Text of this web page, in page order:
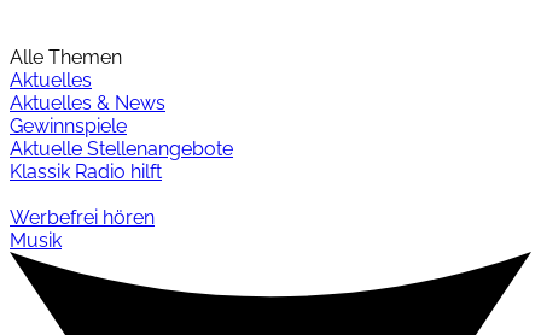
Alle Themen
Aktuelles
Aktuelles & News
Gewinnspiele
Aktuelle Stellenangebote
Klassik Radio hilft
Werbefrei hören
Musik